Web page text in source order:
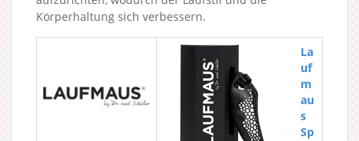
Körperhaltung sich verbessern.
La
uf
m
au
s
Sp